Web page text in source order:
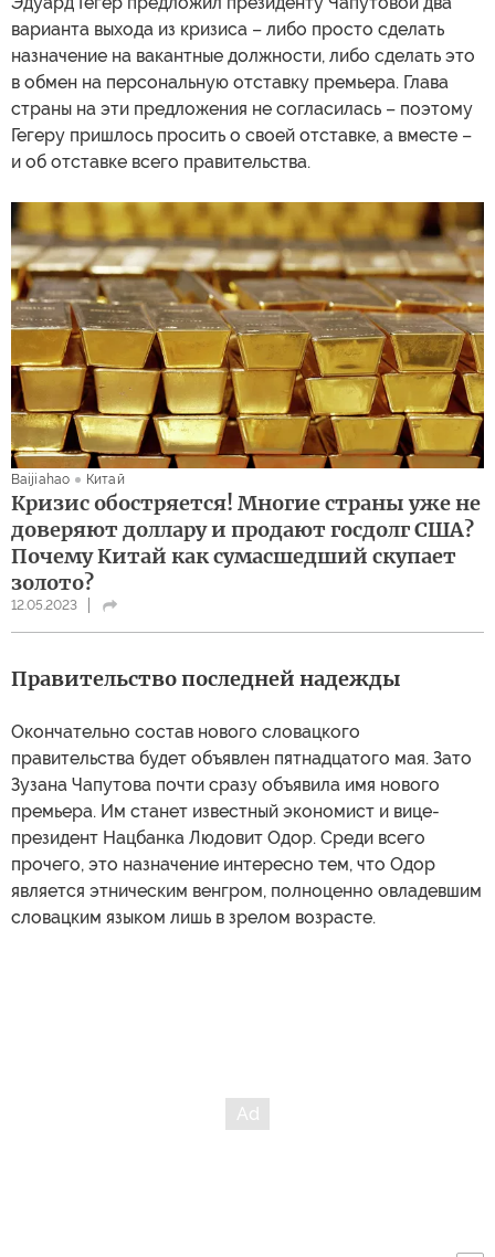
варианта выхода из кризиса – либо просто сделать
назначение на вакантные должности, либо сделать это
в обмен на персональную отставку премьера. Глава
страны на эти предложения не согласилась – поэтому
Гегеру пришлось просить о своей отставке, а вместе –
и об отставке всего правительства.
Baijiahao Китай
Кризис обостряется! Многие страны уже не
доверяют доллару и продают госдолг США?
Почему Китай как сумасшедший скупает
золото?
12.05.2023
Правительство последней надежды
Окончательно состав нового словацкого
правительства будет объявлен пятнадцатого мая. Зато
Зузана Чапутова почти сразу объявила имя нового
премьера. Им станет известный экономист и вице-
президент Нацбанка Людовит Одор. Среди всего
прочего, это назначение интересно тем, что Одор
является этническим венгром, полноценно овладевшим
словацким языком лишь в зрелом возрасте.